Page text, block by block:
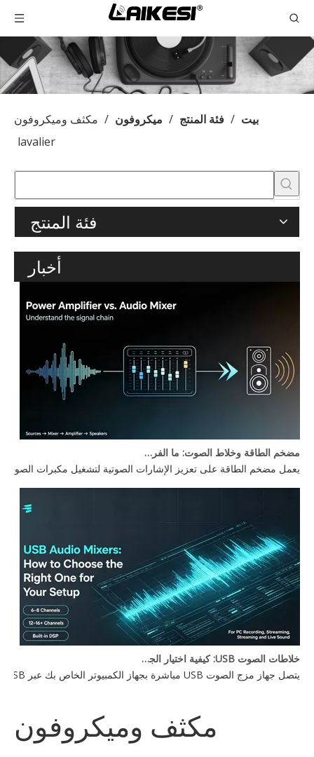
بيت / فئة المنتج / ميكروفون / مكثف وميكروفون
lavalier
فئة المنتج
أخبار
مضخم الطاقة وخلاط الصوت: ما الفرق؟
يعمل مضخم الطاقة على تعزيز الإشارات الصوتية لتشغيل مكبرات
خلاطات الصوت USB: كيفية اختيار الجهاز المناسب لإعدادك
يتصل جهاز مزج الصوت USB مباشرة بجهاز الكمبيوتر الخاص بك عبر USB، مما يتيح لك التحكم في مدخلات الصوت المتعددة — الميكروفونات والأدوات وأجهزة التشغيل — من وحدة تحكم واحدة. يعتمد الخيار الأفضل على احتياجات عدد القنوات لديك، وميزات DSP، وما إذا كنت بحاجة إلى طاقة فانتوم للميكروفونات المكثفة.
مكثف وميكروفون